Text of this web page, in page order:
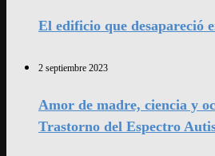
El edificio que desapareció
2 septiembre 2023
Amor de madre, ciencia y
Trastorno del Espectro